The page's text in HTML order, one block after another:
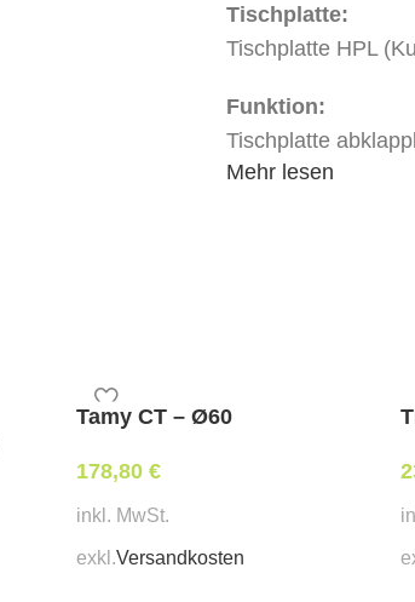
Tischplatte:
Tischplatte HPL
Funktion:
Tischplatte
Mehr lesen
Tamy CT – Ø60
178,80 €
inkl. MwSt.
exkl.Versandkosten